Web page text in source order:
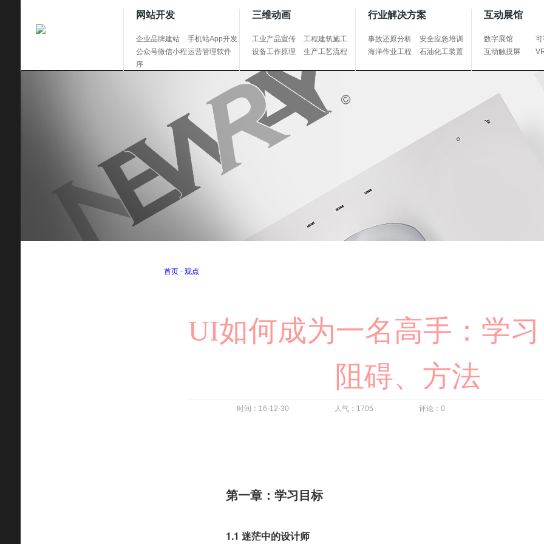
网站开发
企业品牌建站
手机站App开发
公众号微信小程
序
运营管理软件
三维动画
工业产品宣传
工程建筑施工
设备工作原理
生产工艺流程
行业解决方案
事故还原分析
安全应急培训
海洋作业工程
石油化工装置
互动展馆
数字展馆
互动触摸屏
首页- 观点
UI如何成为一名高手：学
阻碍、方法
时间：16-12-30 人气：1705 评论：0
第一章：学习目标
1.1 迷茫中的设计师